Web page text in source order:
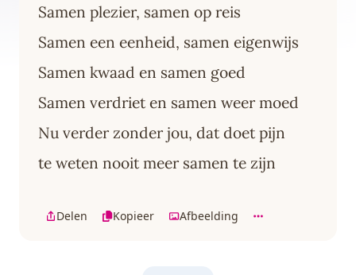
Samen plezier, samen op reis
Samen een eenheid, samen eigenwijs
Samen kwaad en samen goed
Samen verdriet en samen weer moed
Nu verder zonder jou, dat doet pijn
te weten nooit meer samen te zijn
Delen Kopieer Afbeelding